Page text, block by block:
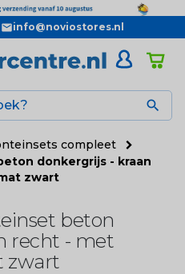
info@noviostores.nl

compleet
donkergrijs - kraan
zwart
beton
recht - met
zwart